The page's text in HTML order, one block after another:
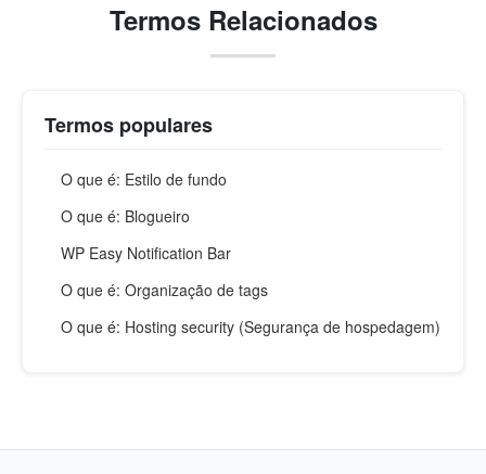
Termos Relacionados
Termos populares
O que é: Estilo de fundo
O que é: Blogueiro
WP Easy Notification Bar
O que é: Organização de tags
O que é: Hosting security (Segurança de hospedagem)